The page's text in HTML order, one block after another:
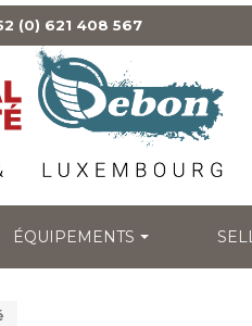
(0) 621 408 567
ÉQUIPEMENTS